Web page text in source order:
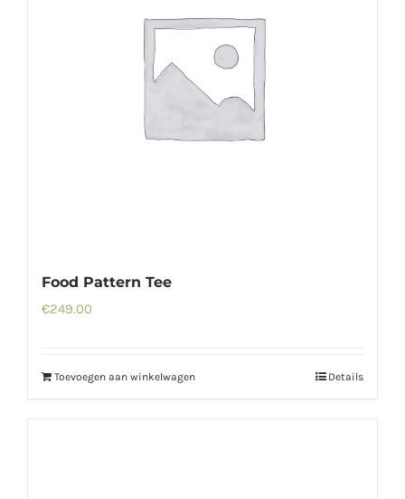
Food Pattern Tee
€249.00
Toevoegen aan winkelwagen Details